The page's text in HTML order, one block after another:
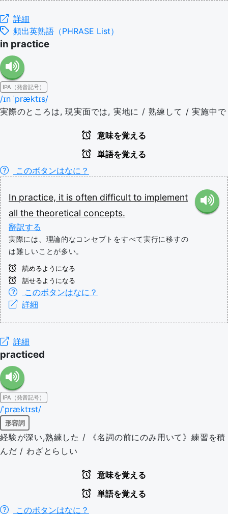
詳細
頻出英熟語（PHRASE List）
in practice
IPA（発音記号）
/ɪn ˈpræktɪs/
実際のところは, 現実面では, 実地に / 熟練して / 実施中で
意味を覚える
単語を覚える
このボタンはなに？
In practice, it is often difficult to implement
all the theoretical concepts.
翻訳する
実際には、理論的なコンセプトをすべて実行に移すの
は難しいことが多い。
読めるようになる
話せるようになる
このボタンはなに？
詳細
詳細
practiced
IPA（発音記号）
/ˈpræktɪst/
形容詞
経験が深い,熟練した / 《名詞の前にのみ用いて》練習を積
んだ / わざとらしい
意味を覚える
単語を覚える
このボタンはなに？